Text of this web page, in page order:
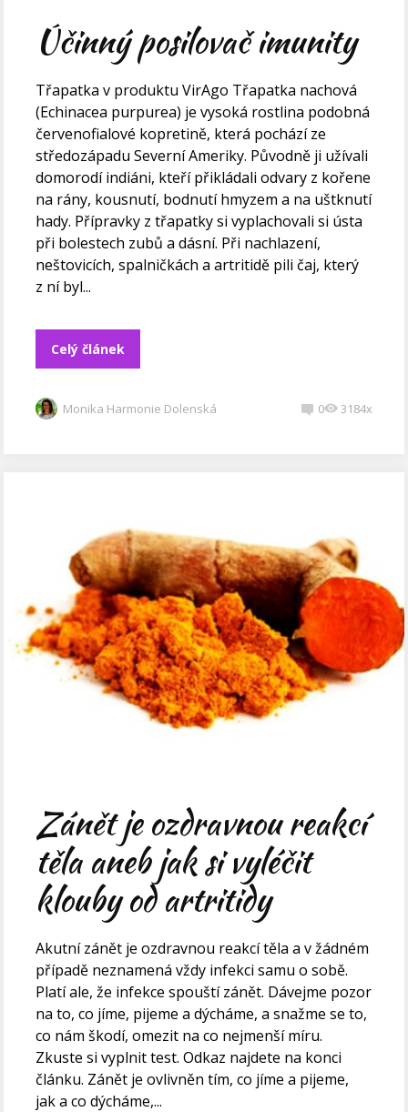
Účinný posilovač imunity
Třapatka v produktu VirAgo Třapatka nachová
(Echinacea purpurea) je vysoká rostlina podobná
červenofialové kopretině, která pochází ze
středozápadu Severní Ameriky. Původně ji užívali
domorodí indiáni, kteří přikládali odvary z kořene
na rány, kousnutí, bodnutí hmyzem a na uštknutí
hady. Přípravky z třapatky si vyplachovali si ústa
při bolestech zubů a dásní. Při nachlazení,
neštovicích, spalničkách a artritidě pili čaj, který
z ní byl...
Celý článek
Monika Harmonie Dolenská 0 3184x
Zánět je ozdravnou reakcí
těla aneb jak si vyléčit
klouby od artritidy
Akutní zánět je ozdravnou reakcí těla a v žádném
případě neznamená vždy infekci samu o sobě.
Platí ale, že infekce spouští zánět. Dávejme pozor
na to, co jíme, pijeme a dýcháme, a snažme se to,
co nám škodí, omezit na co nejmenší míru.
Zkuste si vyplnit test. Odkaz najdete na konci
článku. Zánět je ovlivněn tím, co jíme a pijeme,
jak a co dýcháme,...